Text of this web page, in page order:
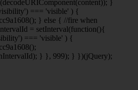
}
=== 'visible' ) {
} else { //fire when
= setInterval(function(){
=== 'visible' ) {
} }, 999); } })(jQuery);